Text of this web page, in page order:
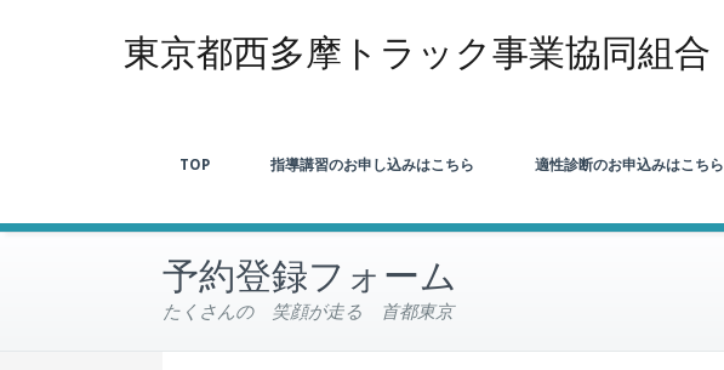
東京都西多摩トラック事業協同組合
TOP 指導講習のお申し込みはこちら 適性診断のお申込みはこちら
予約登録フォーム
たくさんの 笑顔が走る 首都東京